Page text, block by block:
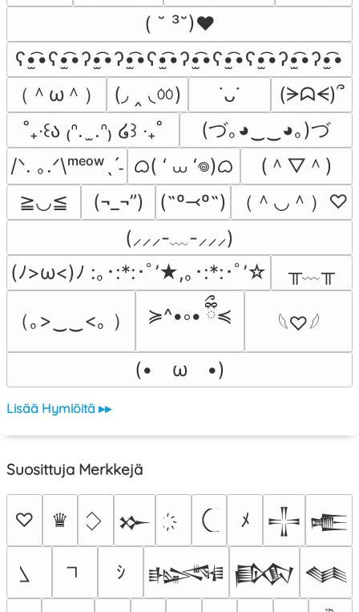
( ˘ ³˘)♥
ʕ•̫͡•ʕ•̫͡•ʔ•̫͡•ʔ•̫͡•ʕ•̫͡•ʔ•̫͡•ʕ•̫͡•ʕ•̫͡•ʔ•̫͡•ʔ•̫͡•
（＾ω＾）
(◞ ‸ ◟ㆀ) ˙ᴗ˙
(ᗒᗣᗕ)՞
˚₊‧꒰ა ₍ᐢ.  ̫.ᐢ₎ ໒꒱ ‧₊˚
(づ｡◕‿‿◕｡)づ
/ᐠ. ｡.ᐟ\ᵐᵉᵒʷˎˊ˗ ᜊ( ‘ ⩊ ‘𖦹)ᜊ
(＾▽＾)
≧◡≦
(¬_¬”) (˶º⤙º˶)
（＾◡＾）♡
(⸝⸝⸝-﹏-⸝⸝⸝)
(ﾉ>ω<)ﾉ :｡･:*:･ﾟ’★,｡･:*:･ﾟ’☆
╥﹏╥
（｡>‿‿<｡ ） ≽^•༚• ྀིྀ≼
𓆩♡𓆪
(•　ω　•)
Lisää Hymiöitä ▸▸
Suosittuja Merkkejä
♡ ♛ 𒁍 ﾒ 𒋲 𒍫
ｼ 𒈙 𒁃 𒈝